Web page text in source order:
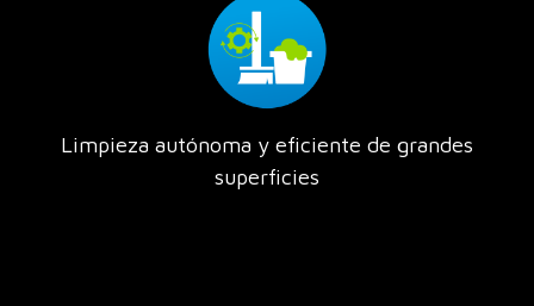
Limpieza autónoma y eficiente de grandes
superficies